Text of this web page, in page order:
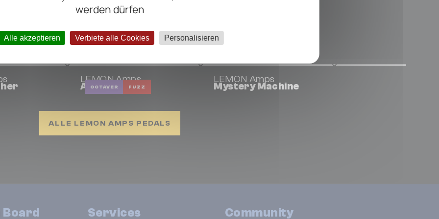
werden dürfen
Alle akzeptieren Verbiete alle Cookies Personalisieren
Amps
OCTAVER FUZZ
LEMON Amps
Acid Queen
LEMON Amps
Mystery Machine
ALLE LEMON AMPS PEDALS
Board Services Community